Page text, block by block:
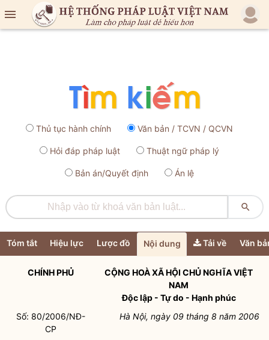

Thủ tục hành chính Văn bản / TCVN / QCVN
Hỏi đáp pháp luật Thuật ngữ pháp lý
Bản án/Quyết định Án lệ

Tóm tắt Hiệu lực Lược đồ Nội dung Tải về Văn
CHÍNH PHỦ
CỘNG HOÀ XÃ HỘI CHỦ NGHĨA VIỆT
NAM
Độc lập - Tự do - Hạnh phúc
Số: 80/2006/NĐ-
CP
Hà Nội, ngày 09 tháng 8 năm 2006